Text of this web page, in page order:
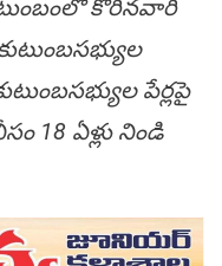
కోరినవారి
పేర్లపై
18 ఏళ్లు నిండి